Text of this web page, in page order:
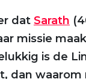
dat Sarath
missie
is de
dan